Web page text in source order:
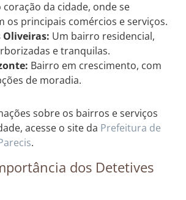
coração da cidade, onde se
os principais comércios e serviços.
Oliveiras: Um bairro residencial,
e tranquilas.
Bairro em crescimento, com
de moradia.
sobre os bairros e serviços
acesse o site da Prefeitura de
.
dos Detetives